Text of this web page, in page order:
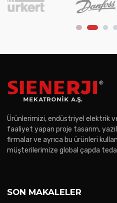
Ürünlerimizi, endüstriyel elektrik
faaliyet yapan proje tasarım,
firmalar ve ayrıca bu ürünleri
müşterilerimize global çapda
SON MAKALELER